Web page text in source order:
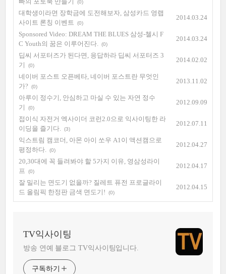
(0)
대학생이라면 장학금에 도전해보자, 삼성카드 영랩
사이트 론칭 이벤트
(0)
2014.03.24
Sponsored Video: DREAM THE BLUES 삼성-첼시 F
C Youth의 꿈은 이루어진다.
(0)
2014.03.24
딥씨 서포터즈가 된다면, 응답하라 딥씨 서포터즈 3
기
(0)
2014.02.02
네이버 포스트 오픈베타, 네이버 포스트란 무엇인
가?
(0)
2013.11.02
아루이 정수기, 안심하고 마실 수 있는 자연 정수
기
(0)
2012.09.09
접이식 자전거 엑사이더 코런2.0으로 익사이팅한 라
이딩을 즐기다.
(3)
2012.07.11
익스트림 캠코더, 아몬 아이 쏘우 A1이 액션캠으로
평정하다.
(0)
2012.04.27
20,30대에 꼭 들려봐야 할 5가지 이유, 영삼성라이
프
(0)
2012.04.17
잘 밀리는 면도기 없을까? 질레트 퓨전 프로글라이
드 올림픽 한정판 금색 면도기!
(0)
2012.04.15
TV익사이팅
방송 연예 블로그 TV익사이팅입니다.
구독하기